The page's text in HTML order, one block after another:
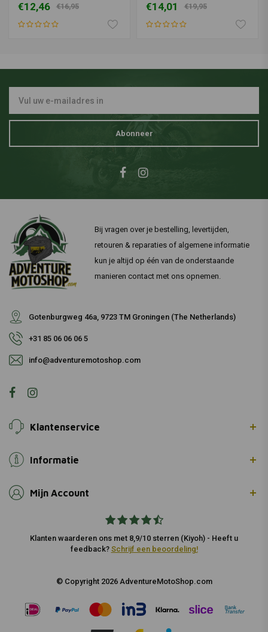
€12,46 €16,95 €14,01 €19,95
Abonneer
Bij vragen over je bestelling, levertijden,
retouren & reparaties of algemene informatie
kun je altijd op één van de onderstaande
manieren contact met ons opnemen.
Gotenburgweg 46a, 9723 TM Groningen (The Netherlands)
+31 85 06 06 06 5
info@adventuremotoshop.com
Klantenservice
Informatie
Mijn Account
Klanten waarderen ons met 8,9/10 sterren (Kiyoh) - Heeft u
feedback? Schrijf een beoordeling!
© Copyright 2026 AdventureMotoShop.com